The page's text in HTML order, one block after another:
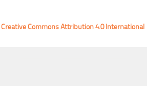
Creative Commons Attribution 4.0 International